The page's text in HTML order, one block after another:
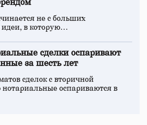
не с больших
идеи, в которую…
сделки оспаривают
за шесть лет
сделок с вторичной
оспариваются в